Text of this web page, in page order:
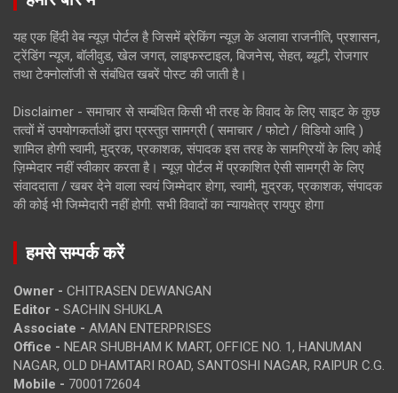
यह एक हिंदी वेब न्यूज़ पोर्टल है जिसमें ब्रेकिंग न्यूज़ के अलावा राजनीति, प्रशासन,
ट्रेंडिंग न्यूज, बॉलीवुड, खेल जगत, लाइफस्टाइल, बिजनेस, सेहत, ब्यूटी, रोजगार
तथा टेक्नोलॉजी से संबंधित खबरें पोस्ट की जाती है।
Disclaimer - समाचार से सम्बंधित किसी भी तरह के विवाद के लिए साइट के कुछ
तत्वों में उपयोगकर्ताओं द्वारा प्रस्तुत सामग्री ( समाचार / फोटो / विडियो आदि )
शामिल होगी स्वामी, मुद्रक, प्रकाशक, संपादक इस तरह के सामग्रियों के लिए कोई
ज़िम्मेदार नहीं स्वीकार करता है। न्यूज़ पोर्टल में प्रकाशित ऐसी सामग्री के लिए
संवाददाता / खबर देने वाला स्वयं जिम्मेदार होगा, स्वामी, मुद्रक, प्रकाशक, संपादक
की कोई भी जिम्मेदारी नहीं होगी. सभी विवादों का न्यायक्षेत्र रायपुर होगा
हमसे सम्पर्क करें
Owner - CHITRASEN DEWANGAN
Editor - SACHIN SHUKLA
Associate - AMAN ENTERPRISES
Office - NEAR SHUBHAM K MART, OFFICE NO. 1, HANUMAN
NAGAR, OLD DHAMTARI ROAD, SANTOSHI NAGAR, RAIPUR C.G.
Mobile - 7000172604